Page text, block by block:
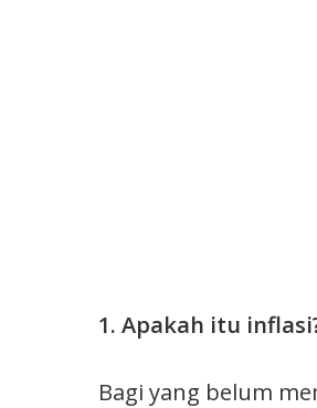
1. Apakah itu
Bagi yang belum